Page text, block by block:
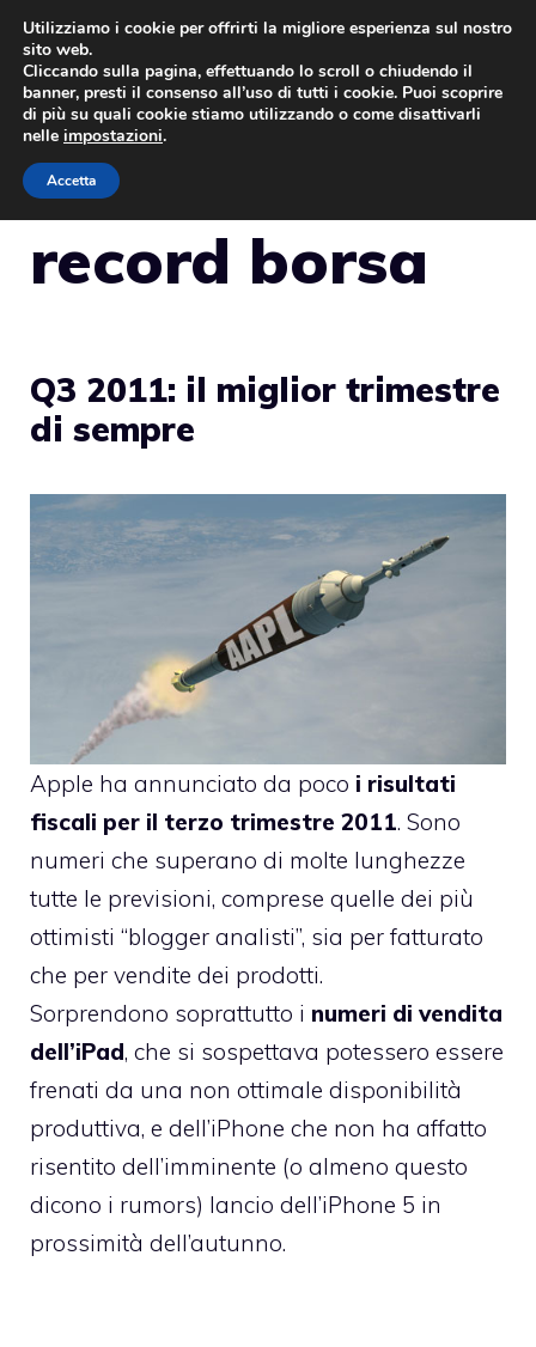
Vai
contenuto
record borsa
Q3 2011: il miglior trimestre
di sempre
Apple ha annunciato da poco i risultati
fiscali per il terzo trimestre 2011. Sono
numeri che superano di molte lunghezze
tutte le previsioni, comprese quelle dei più
ottimisti “blogger analisti”, sia per fatturato
che per vendite dei prodotti.
Sorprendono soprattutto i numeri di vendita
dell’iPad, che si sospettava potessero essere
frenati da una non ottimale disponibilità
produttiva, e dell’iPhone che non ha affatto
risentito dell’imminente (o almeno questo
dicono i rumors) lancio dell’iPhone 5 in
prossimità dell’autunno.
Utilizziamo i cookie per offrirti la migliore esperienza sul nostro
sito web.
Cliccando sulla pagina, effettuando lo scroll o chiudendo il
banner, presti il consenso all’uso di tutti i cookie. Puoi scoprire
di più su quali cookie stiamo utilizzando o come disattivarli
nelle impostazioni.
Accetta